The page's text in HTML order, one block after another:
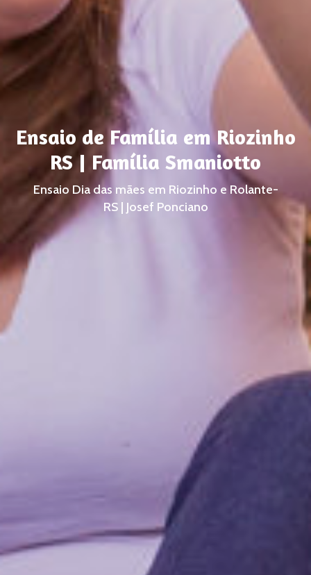
Ensaio de Família em Riozinho
RS | Família Smaniotto
Ensaio Dia das mães em Riozinho e Rolante-
RS | Josef Ponciano